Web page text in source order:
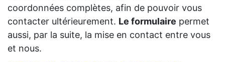
coordonnées complètes, afin de pouvoir vous
contacter ultérieurement. Le formulaire permet
aussi, par la suite, la mise en contact entre vous
et nous.